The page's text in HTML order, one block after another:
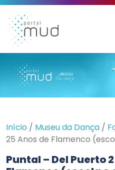
Início / Museu da Dança /
25 Anos de Flamenco
Puntal – Del Puerto